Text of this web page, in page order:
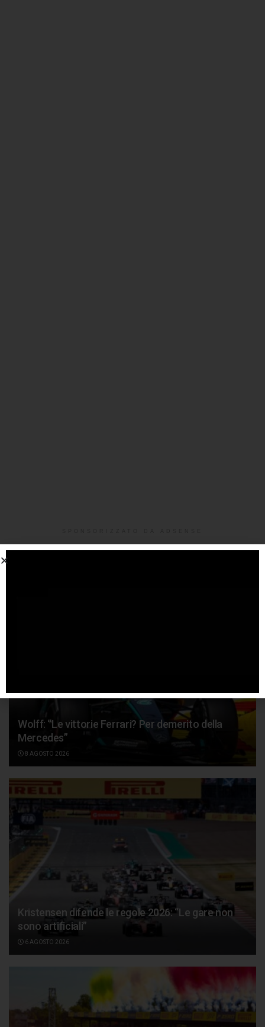
Wolff: “Le vittorie Ferrari? Per demerito della
Mercedes”
8 AGOSTO 2026
Kristensen difende le regole 2026: “Le gare non
sono artificiali”
6 AGOSTO 2026